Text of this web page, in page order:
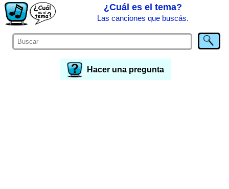
¿Cuál es el tema?
Las canciones que buscás.
Hacer una pregunta